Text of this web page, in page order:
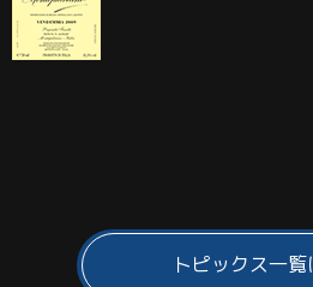
トピックス一